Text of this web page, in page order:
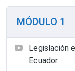
MÓDULO 1
Legislación
Ecuador